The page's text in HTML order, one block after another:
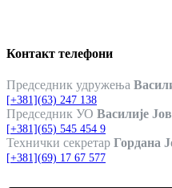
Контакт телефони
Председник удружења
[+381](63) 247 138
Председник УО Василије
[+381](65) 545 454 9
Технички секретар Гордана
[+381](69) 17 67 577